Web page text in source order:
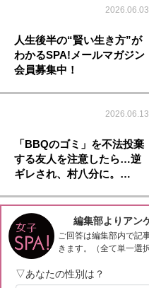
2026.06.03
人生後半の“賢い生き方”が
わかるSPA!メールマガジン
会員募集中！
2026.06.13
「BBQのゴミ」を不法投棄
する友人を注意したら…逆
ギレされ、村八分に。…